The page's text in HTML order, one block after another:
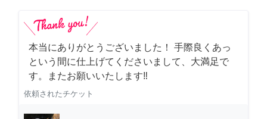
本当にありがとうございました！ 手際良くあっ
という間に仕上げてくださいまして、大満足で
す。またお願いいたします‼️
依頼されたチケット